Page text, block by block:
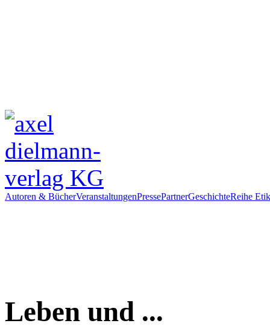
Autoren & BücherVeranstaltungenPressePartnerGeschichteReihe
Leben und ...